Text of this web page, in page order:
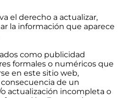
el derecho a actualizar,
la información que aparece
como publicidad
formales o numéricos que
en este sitio web,
de un
actualización incompleta o